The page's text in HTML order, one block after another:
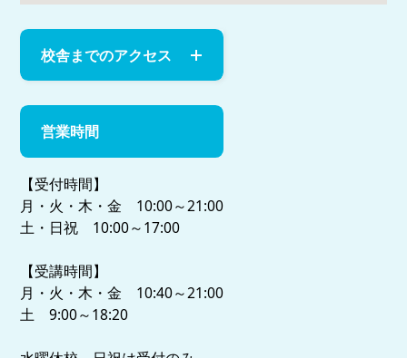
校舎までのアクセス
営業時間
【受付時間】
月・火・木・金 10:00～21:00
土・日祝 10:00～17:00
【受講時間】
月・火・木・金 10:40～21:00
土 9:00～18:20